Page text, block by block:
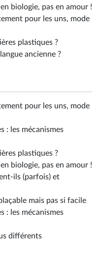
biologie, pas en amour !
pour les uns, mode
plastiques ?
ancienne ?
pour les uns, mode
: les mécanismes
plastiques ?
biologie, pas en amour !
ils (parfois) et
mais pas si facile
: les mécanismes
différents